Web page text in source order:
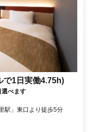
で1日実働4.75h)
べます
駅」東口より徒歩5分